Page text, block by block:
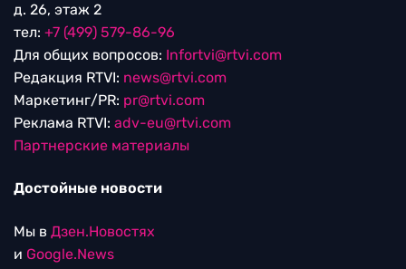
д. 26, этаж 2
тел: +7 (499) 579-86-96
Для общих вопросов: Infortvi@rtvi.com
Редакция RTVI: news@rtvi.com
Маркетинг/PR: pr@rtvi.com
Реклама RTVI: adv-eu@rtvi.com
Партнерские материалы
Достойные новости
Мы в Дзен.Новостях
и Google.News